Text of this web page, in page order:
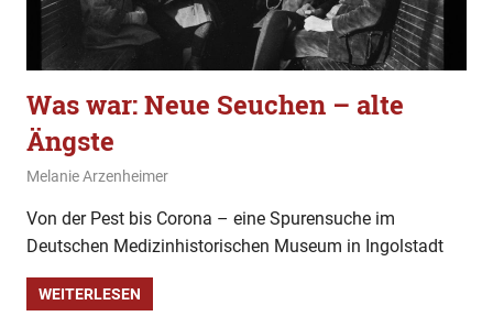
Was war: Neue Seuchen – alte
Ängste
22. März 2020
Melanie Arzenheimer
Von der Pest bis Corona – eine Spurensuche im
Deutschen Medizinhistorischen Museum in Ingolstadt
WEITERLESEN